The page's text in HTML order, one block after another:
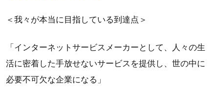
＜我々が本当に目指している到達点＞
「インターネットサービスメーカーとして、人々の生
活に密着した手放せないサービスを提供し、世の中に
必要不可欠な企業になる」